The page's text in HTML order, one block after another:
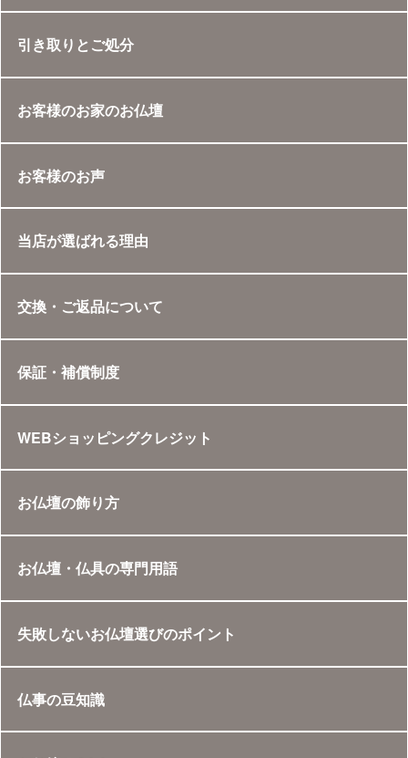
引き取りとご処分
お客様のお家のお仏壇
お客様のお声
当店が選ばれる理由
交換・ご返品について
保証・補償制度
WEBショッピングクレジット
お仏壇の飾り方
お仏壇・仏具の専門用語
失敗しないお仏壇選びのポイント
仏事の豆知識